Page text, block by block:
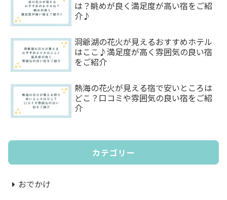
は？眺めが良く満足度が高い宿をご紹
介♪
洞爺湖の花火が見えるおすすめホテル
はここ♪満足度が高く雰囲気の良い宿
をご紹介
熱海の花火が見える宿で安いところは
どこ？口コミや雰囲気の良い宿をご紹
介
カテゴリー
おでかけ